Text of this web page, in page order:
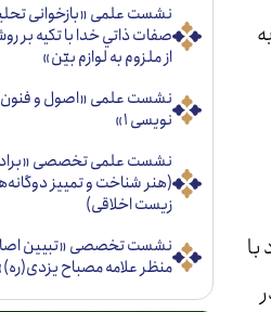
نشست علمی «بازخوانی
صفات ذاتي خدا با تكيه بر
از ملزوم به لوازم بيّن»
نشست علمی «اصول و
نویسی ۱»
نشست علمی تخصصی
(هنر شناخت و تمییز
زیست اخلاقی)
نشست تخصصی «تبيين
منظر علامه مصباح